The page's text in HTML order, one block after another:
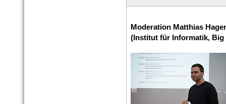
Moderation Matthias
(Institut für Informatik, Big